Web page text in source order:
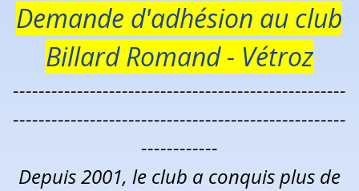
Demande d'adhésion au club
Billard Romand - Vétroz
----------------------------------------------------
----------------------------------------------------
------------
Depuis 2001, le club a conquis plus de